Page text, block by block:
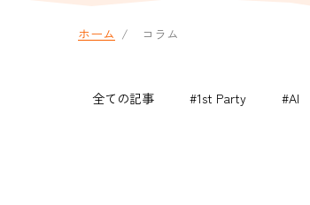
ホーム コラム
全ての記事 #1st Party #AI